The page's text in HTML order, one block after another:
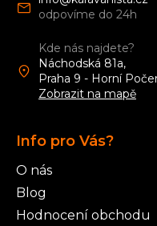
Kde nás najdete?
Náchodská 81a,
Praha 9 - Horní
Zobrazit na mapě
Info pro Vás?
O nás
Blog
Hodnocení obchodu